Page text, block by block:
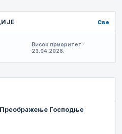
Све
Висок приоритет ·
26.04.2026.
Преображење Господње